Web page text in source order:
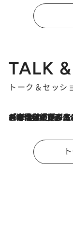
TALK
トーク＆セッシ
2026.8.3
「今後値上げがあるとすれば…」「リスクがあるのは今年の冬」エネルギー専門家が語る、ホルムズ海峡封鎖が家庭にもたらす“ある心配”